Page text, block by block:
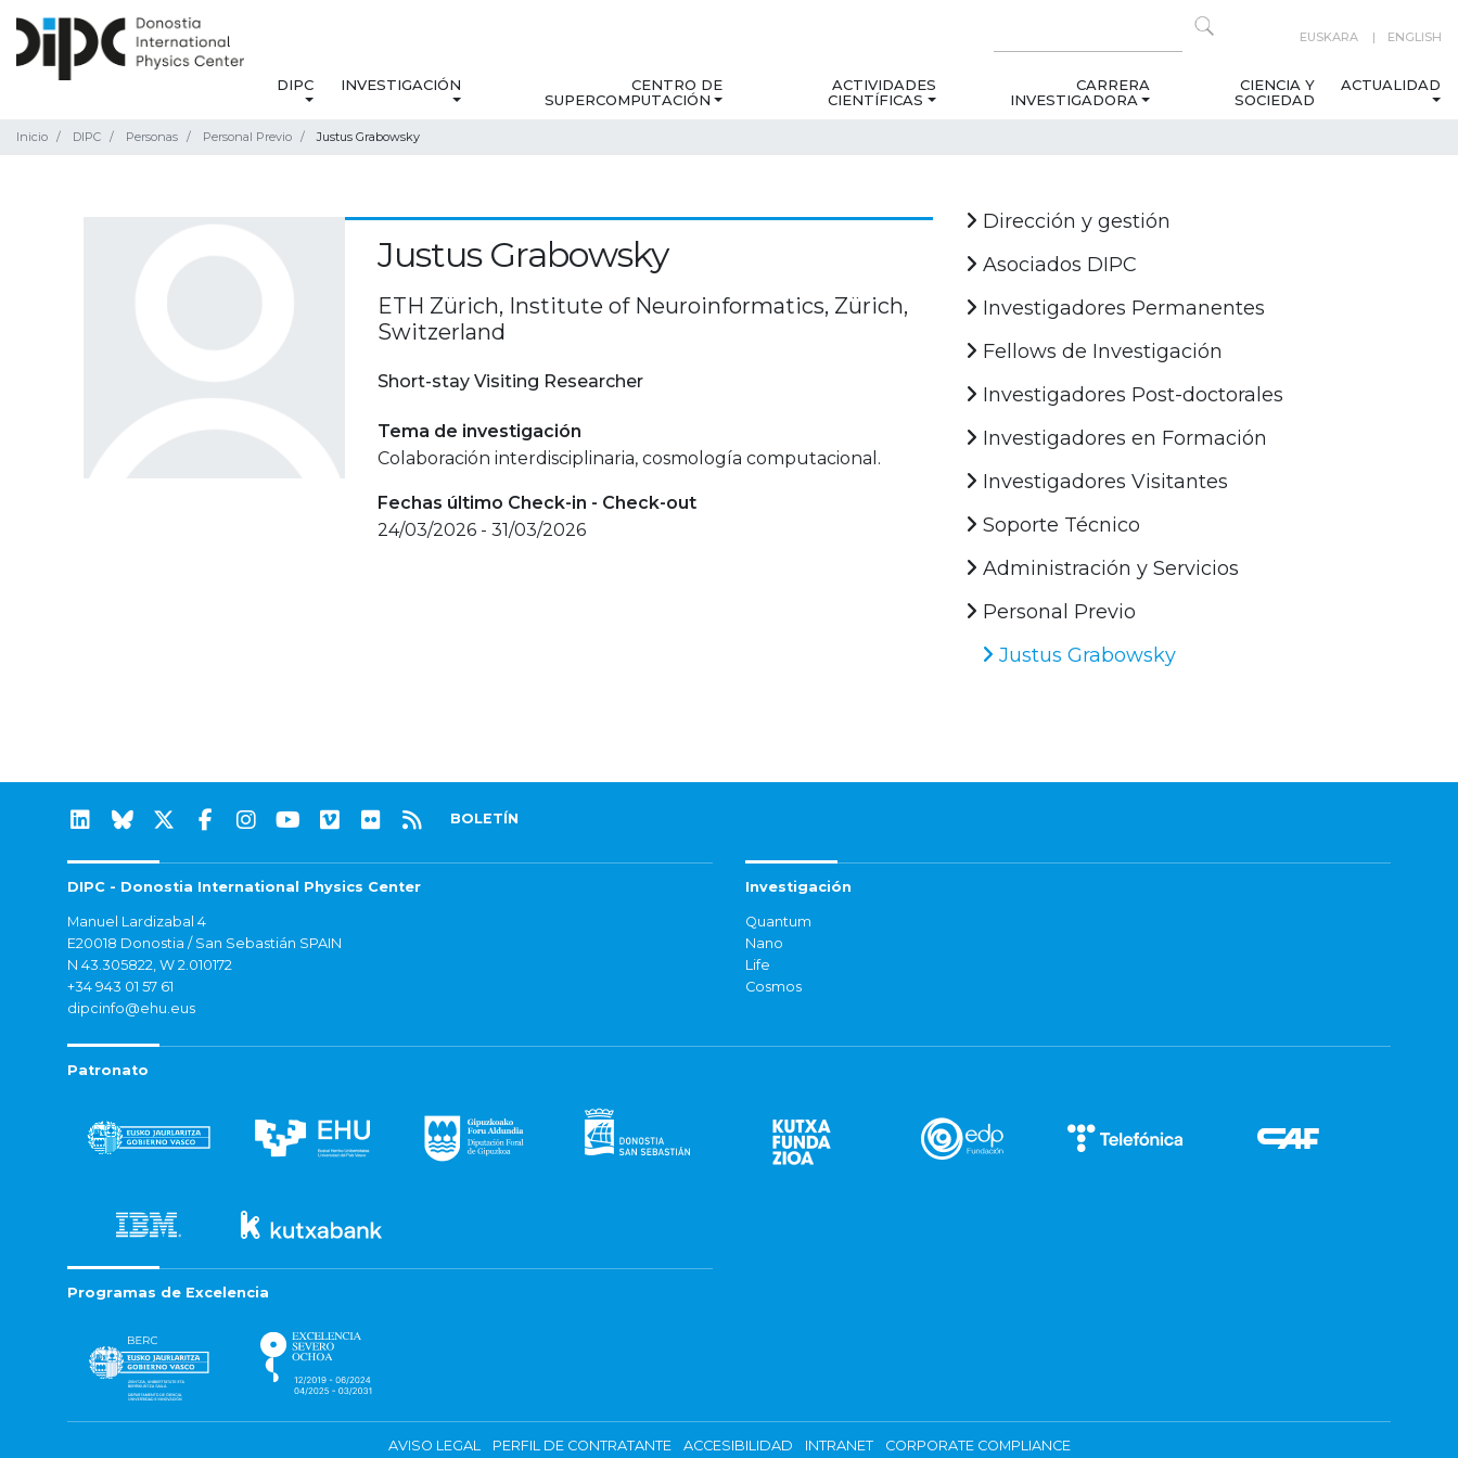
EUSKARA ENGLISH
DIPC INVESTIGACIÓN
CENTRO DE
SUPERCOMPUTACIÓN
ACTIVIDADES
CIENTÍFICAS
CARRERA
INVESTIGADORA
CIENCIA Y
SOCIEDAD
ACTUALIDAD
Inicio DIPC Personas Personal Previo Justus Grabowsky
Justus Grabowsky
ETH Zürich, Institute of Neuroinformatics, Zürich,
Switzerland
Short-stay Visiting Researcher
Tema de investigación
Colaboración interdisciplinaria, cosmología computacional.
Fechas último Check-in - Check-out
24/03/2026 - 31/03/2026
Dirección y gestión
Asociados DIPC
Investigadores Permanentes
Fellows de Investigación
Investigadores Post-doctorales
Investigadores en Formación
Investigadores Visitantes
Soporte Técnico
Administración y Servicios
Personal Previo
Justus Grabowsky
BOLETÍN
DIPC - Donostia International Physics Center
Manuel Lardizabal 4
E20018 Donostia / San Sebastián SPAIN
N 43.305822, W 2.010172
+34 943 01 57 61
dipcinfo@ehu.eus
Investigación
Quantum
Nano
Life
Cosmos
Patronato
Programas de Excelencia
AVISO LEGAL PERFIL DE CONTRATANTE ACCESIBILIDAD INTRANET CORPORATE COMPLIANCE